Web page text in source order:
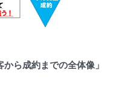
ら成約までの全体像」